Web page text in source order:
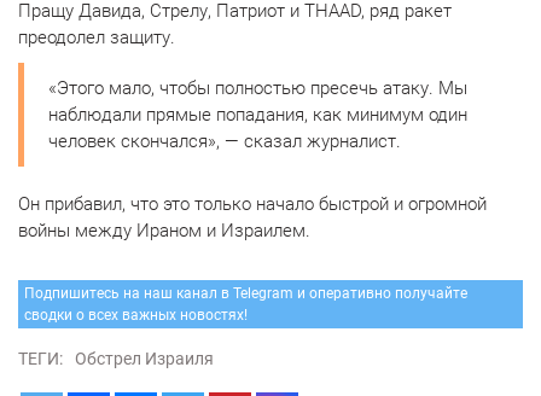
Пращу Давида, Стрелу, Патриот и THAAD, ряд ракет
преодолел защиту.
«Этого мало, чтобы полностью пресечь атаку. Мы
наблюдали прямые попадания, как минимум один
человек скончался», — сказал журналист.
Он прибавил, что это только начало быстрой и огромной
войны между Ираном и Израилем.
Подпишитесь на наш канал в Telegram и оперативно получайте
сводки о всех важных новостях!
ТЕГИ: Обстрел Израиля